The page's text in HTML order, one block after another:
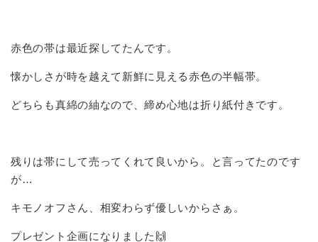
赤色の帯は最近探してたんです。
懐かしさが時を越えて新鮮に見える赤色の半幅帯。
どちらも真綿の紬なので、締め心地は折り紙付きです。
残りは帯にして売ってくれて良いから。と言ってたのです
が…
キモノオフさん、相変わらず優しいからさぁ。
プレゼント企画になりました🙌